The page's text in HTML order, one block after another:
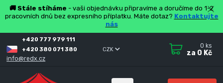
🚚 Stále stíháme - vaši objednávku připravíme a doručíme do 1-2
pracovních dnů bez expresního příplatku. Máte dotaz? Kontaktujte
nás
CZK
+420 777 979 111
+420 380 071 380
info@redx.cz
0 ks
za 0 Kč